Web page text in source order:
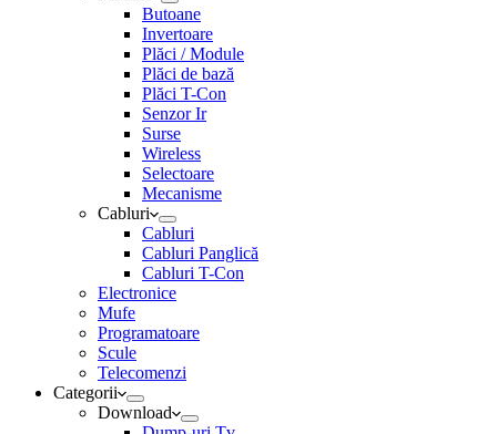
Butoane
Invertoare
Plăci / Module
Plăci de bază
Plăci T-Con
Senzor Ir
Surse
Wireless
Selectoare
Mecanisme
Cabluri
Cabluri
Cabluri Panglică
Cabluri T-Con
Electronice
Mufe
Programatoare
Scule
Telecomenzi
Categorii
Download